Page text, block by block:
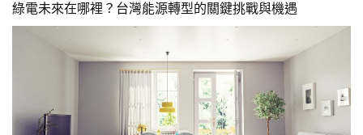
綠電未來在哪裡？台灣能源轉型的關鍵挑戰與機遇